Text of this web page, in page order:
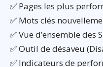
✅ Pages les plus
✅ Mots clés
✅ Vue d’ensemble des
✅ Outil de désaveu
✅ Indicateurs de